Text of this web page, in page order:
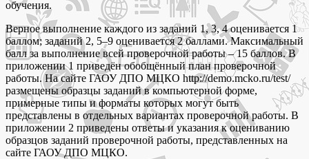
обучения.
Верное выполнение каждого из заданий 1, 3, 4 оценивается 1
баллом; заданий 2, 5–9 оценивается 2 баллами. Максимальный
балл за выполнение всей проверочной работы – 15 баллов. В
приложении 1 приведён обобщённый план проверочной
работы. На сайте ГАОУ ДПО МЦКО http://demo.mcko.ru/test/
размещены образцы заданий в компьютерной форме,
примерные типы и форматы которых могут быть
представлены в отдельных вариантах проверочной работы. В
приложении 2 приведены ответы и указания к оцениванию
образцов заданий проверочной работы, представленных на
сайте ГАОУ ДПО МЦКО.